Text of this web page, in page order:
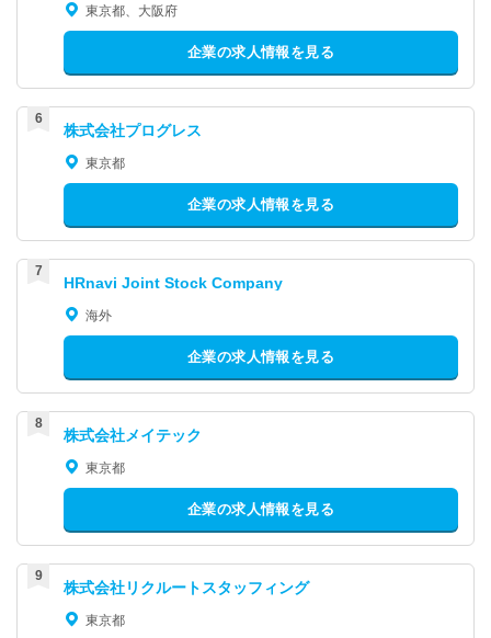
東京都、大阪府
企業の求人情報を見る
株式会社プログレス
東京都
企業の求人情報を見る
HRnavi Joint Stock Company
海外
企業の求人情報を見る
株式会社メイテック
東京都
企業の求人情報を見る
株式会社リクルートスタッフィング
東京都